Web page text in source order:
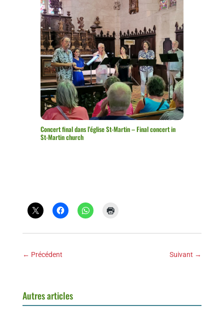
Concert final dans l’église St-Martin – Final concert in
St-Martin church
← Précédent Suivant →
Autres articles